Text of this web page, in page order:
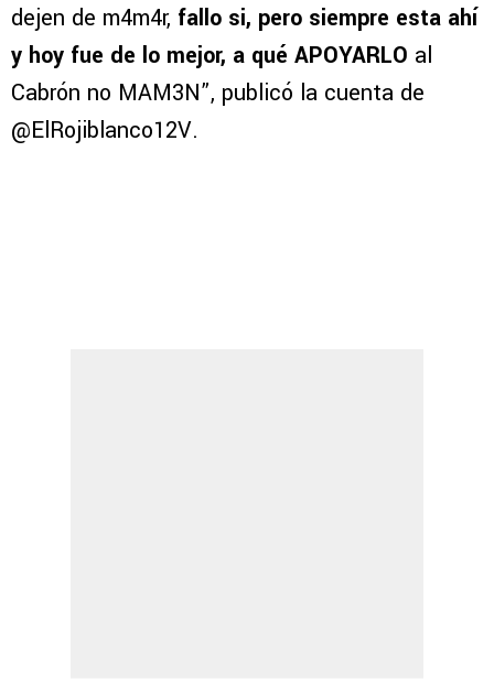
dejen de m4m4r, fallo si, pero siempre esta ahí
y hoy fue de lo mejor, a qué APOYARLO al
Cabrón no MAM3N”, publicó la cuenta de
@ElRojiblanco12V.